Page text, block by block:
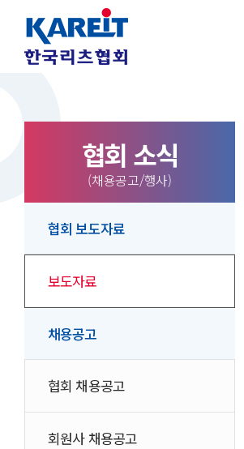
협회 소식
(채용공고/행사)
협회 보도자료
보도자료
채용공고
협회 채용공고
회원사 채용공고